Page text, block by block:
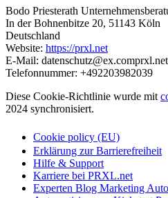
Bodo Priesterath
In der Bohnenbitze 20, 51143 Köln
Deutschland
Website: https://prxl.net
E-Mail: datenschutz@ex.comprxl.net
Telefonnummer: +492203982039
Diese Cookie-Richtlinie wurde mit
2024 synchronisiert.
Cookie policy (EU)
Erklärung zur Barrierefreiheit
Hilfe & Support
Karriere bei PRXL.net
Experten Blog Marketing